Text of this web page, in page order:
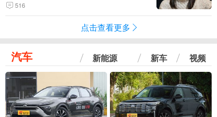
516
点击查看更多
汽车 新能源 新车 视频